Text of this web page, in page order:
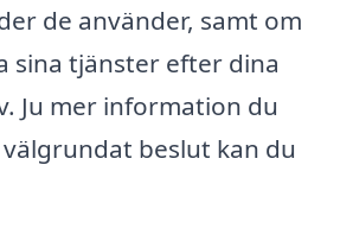
de använder, samt om
sina tjänster efter dina
Ju mer information du
beslut kan du